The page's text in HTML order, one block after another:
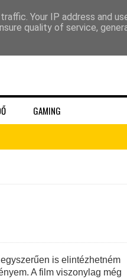
GAMING
is elintézhetném
A film viszonylag még
Your IP address and
quality of service,